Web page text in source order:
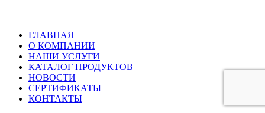
ГЛАВНАЯ
О КОМПАНИИ
НАШИ УСЛУГИ
КАТАЛОГ ПРОДУКТОВ
НОВОСТИ
СЕРТИФИКАТЫ
КОНТАКТЫ